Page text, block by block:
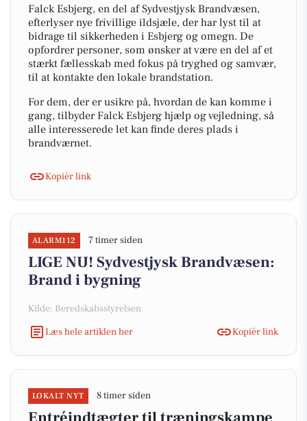
Falck Esbjerg, en del af Sydvestjysk Brandvæsen,
efterlyser nye frivillige ildsjæle, der har lyst til at
bidrage til sikkerheden i Esbjerg og omegn. De
opfordrer personer, som ønsker at være en del af et
stærkt fællesskab med fokus på tryghed og samvær,
til at kontakte den lokale brandstation.
For dem, der er usikre på, hvordan de kan komme i
gang, tilbyder Falck Esbjerg hjælp og vejledning, så
alle interesserede let kan finde deres plads i
brandværnet.
Kopiér link
ALARM112 7 timer siden
LIGE NU! Sydvestjysk Brandvæsen:
Brand i bygning
Kilde: Beredskabsstyrelsen
Læs hele artiklen her
Kopiér link
LOKALT NYT 8 timer siden